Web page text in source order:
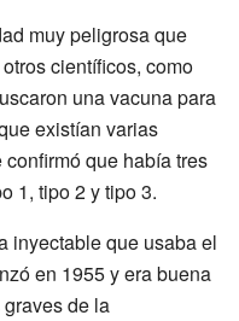
muy peligrosa que
científicos, como
una vacuna para
existían varias
que había tres
1, tipo 2 y tipo 3.
inyectable que usaba el
en 1955 y era buena
de la